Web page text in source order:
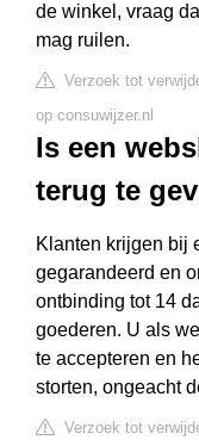
de winkel, vraag
mag ruilen.
Verzoek tot
op consuwijzer.nl
Is een
terug te
Klanten krijgen bij
gegarandeerd en
ontbinding tot 14
goederen. U als
te accepteren en
storten, ongeacht
Verzoek tot